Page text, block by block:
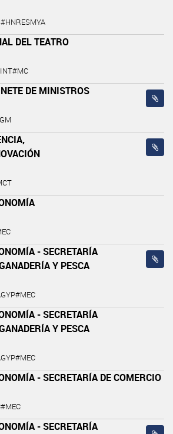
DEL TEATRO
DE MINISTROS
- SECRETARÍA
Y PESCA
- SECRETARÍA
Y PESCA
- SECRETARÍA DE COMERCIO
- SECRETARÍA